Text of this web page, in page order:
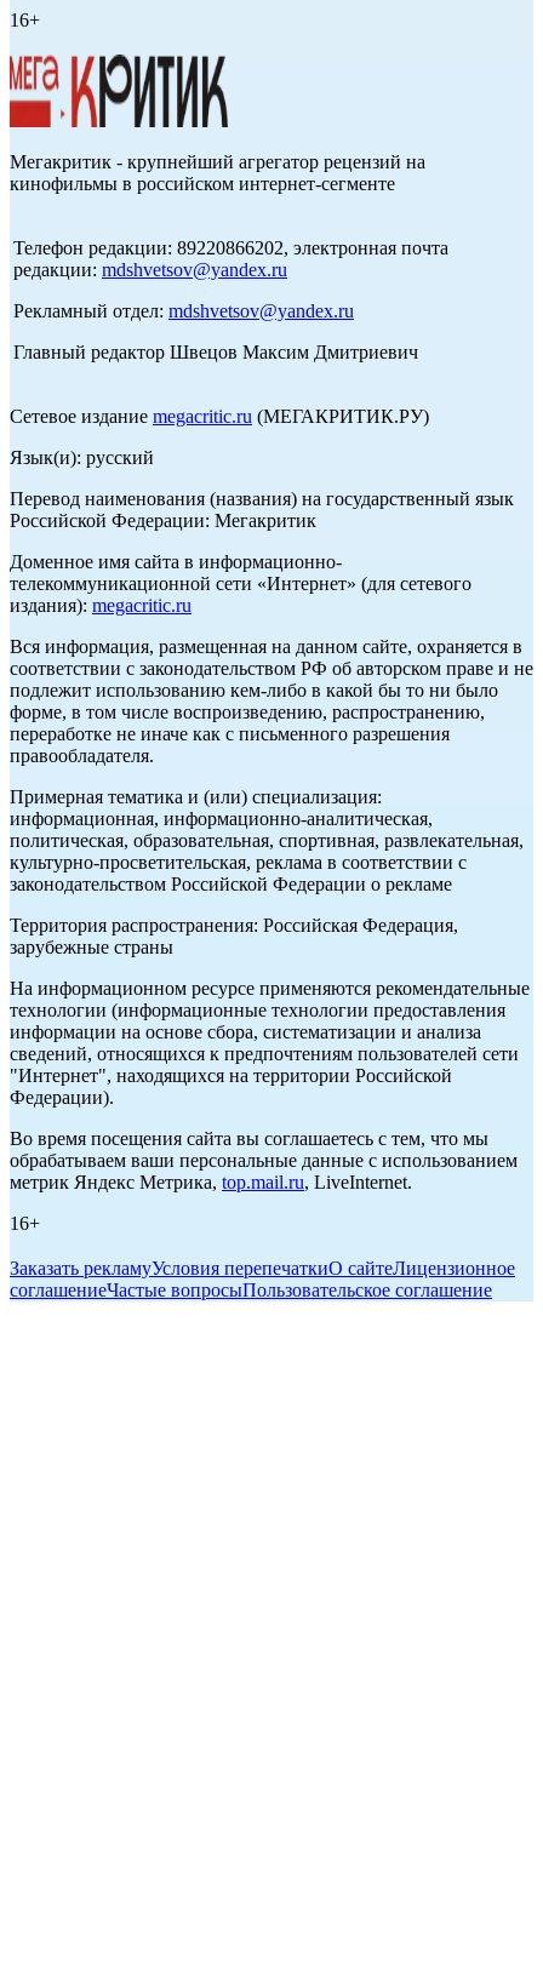
16+
Мегакритик - крупнейший агрегатор рецензий на
кинофильмы в российском интернет-сегменте
Телефон редакции: 89220866202, электронная почта
редакции: mdshvetsov@yandex.ru
Рекламный отдел: mdshvetsov@yandex.ru
Главный редактор Швецов Максим Дмитриевич
Сетевое издание megacritic.ru (МЕГАКРИТИК.РУ)
Язык(и): русский
Перевод наименования (названия) на государственный язык
Российской Федерации: Мегакритик
Доменное имя сайта в информационно-
телекоммуникационной сети «Интернет» (для сетевого
издания): megacritic.ru
Вся информация, размещенная на данном сайте, охраняется в
соответствии с законодательством РФ об авторском праве и не
подлежит использованию кем-либо в какой бы то ни было
форме, в том числе воспроизведению, распространению,
переработке не иначе как с письменного разрешения
правообладателя.
Примерная тематика и (или) специализация:
информационная, информационно-аналитическая,
политическая, образовательная, спортивная, развлекательная,
культурно-просветительская, реклама в соответствии с
законодательством Российской Федерации о рекламе
Территория распространения: Российская Федерация,
зарубежные страны
На информационном ресурсе применяются рекомендательные
технологии (информационные технологии предоставления
информации на основе сбора, систематизации и анализа
сведений, относящихся к предпочтениям пользователей сети
"Интернет", находящихся на территории Российской
Федерации).
Во время посещения сайта вы соглашаетесь с тем, что мы
обрабатываем ваши персональные данные с использованием
метрик Яндекс Метрика, top.mail.ru, LiveInternet.
16+
Заказать рекламуУсловия перепечаткиО сайтеЛицензионное
соглашениеЧастые вопросыПользовательское соглашение